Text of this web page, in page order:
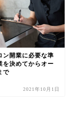
ン開業に必要な準
を決めてからオー
で
2021年10月1日